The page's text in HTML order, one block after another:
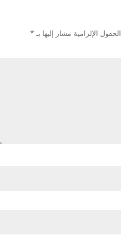
الحقول الإلزامية مشار إليها بـ *